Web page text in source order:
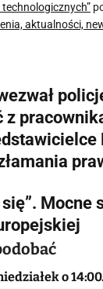
aktualności,
z
Mocne
o